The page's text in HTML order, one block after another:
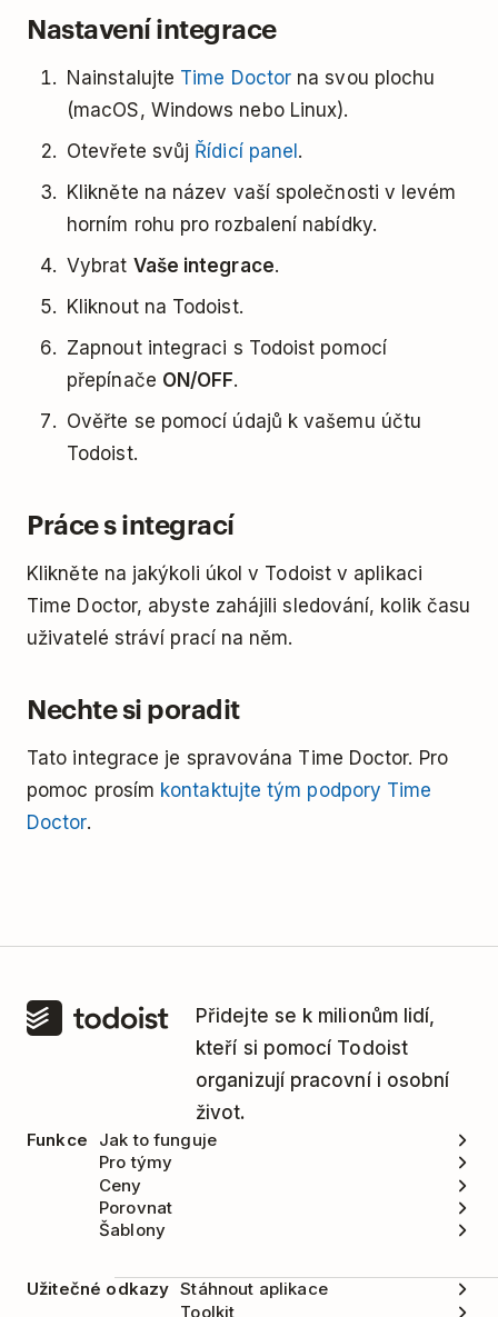
Nastavení integrace
Nainstalujte Time Doctor na svou plochu
(macOS, Windows nebo Linux).
Otevřete svůj Řídicí panel .
Klikněte na název vaší společnosti v levém
horním rohu pro rozbalení nabídky.
Vybrat Vaše integrace.
Kliknout na Todoist.
Zapnout integraci s Todoist pomocí
přepínače ON/OFF.
Ověřte se pomocí údajů k vašemu účtu
Todoist.
Práce s integrací
Klikněte na jakýkoli úkol v Todoist v aplikaci
Time Doctor, abyste zahájili sledování, kolik času
uživatelé stráví prací na něm.
Nechte si poradit
Tato integrace je spravována Time Doctor. Pro
pomoc prosím kontaktujte tým podpory Time
Doctor.
Přidejte se k milionům lidí,
kteří si pomocí Todoist
organizují pracovní i osobní
život.
Funkce
Jak to funguje
Pro týmy
Ceny
Porovnat
Šablony
Užitečné odkazy Stáhnout aplikace
Toolkit